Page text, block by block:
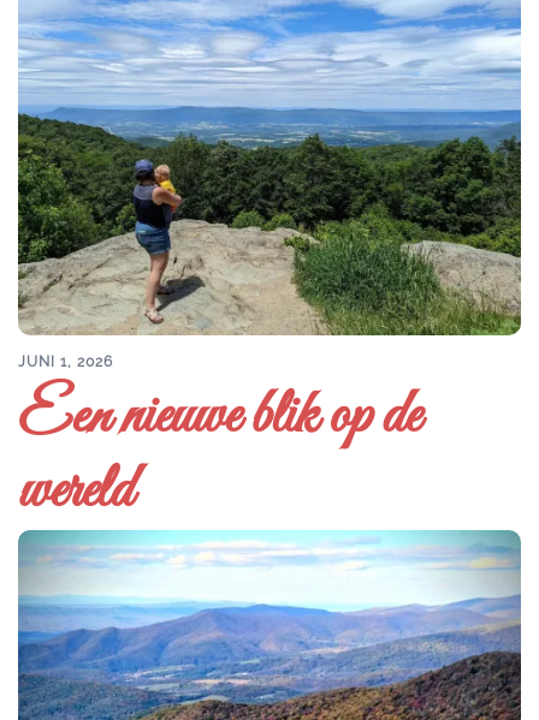
JUNI 1, 2026
Een nieuwe blik op de
wereld